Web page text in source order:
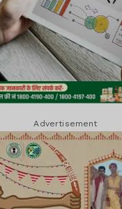
Advertisement